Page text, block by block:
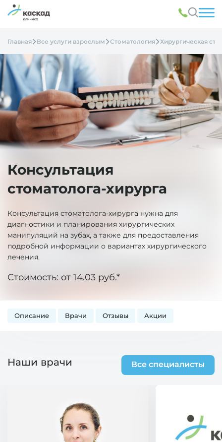
Главная Все услуги взрослым Стоматология Хирургическая
Консультация
стоматолога-хирурга
Консультация стоматолога-хирурга нужна для
диагностики и планирования хирургических
манипуляций на зубах, а также для предоставления
подробной информации о вариантах хирургического
лечения.
Стоимость: от 14.03 руб.*
Описание Врачи Отзывы Акции
Наши врачи Все специалисты